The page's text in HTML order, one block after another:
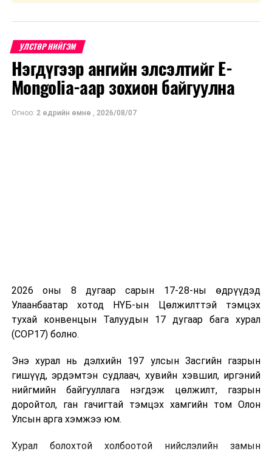
УЛСТӨР НИЙГЭМ
Нэгдүгээр ангийн элсэлтийг E-
Mongolia-аар зохион байгуулна
Огноо: 2 өдрийн өмнө , 2026/08/07
2026 оны 8 дугаар сарын 17-28-ны өдрүүдэд
Улаанбаатар хотод НҮБ-ын Цөлжилттэй тэмцэх
тухай конвенцын Талуудын 17 дугаар бага хурал
(COP17) болно.
Энэ хурал нь дэлхийн 197 улсын Засгийн газрын
гишүүд, эрдэмтэн судлаач, хувийн хэвшил, иргэний
нийгмийн байгууллага нэгдэж цөлжилт, газрын
доройтол, ган гачигтай тэмцэх хамгийн том Олон
Улсын арга хэмжээ юм.
Хурал болохтой холбоотой нийслэлийн замын